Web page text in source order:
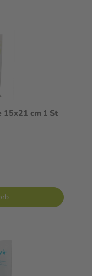
15x21 cm 1 St